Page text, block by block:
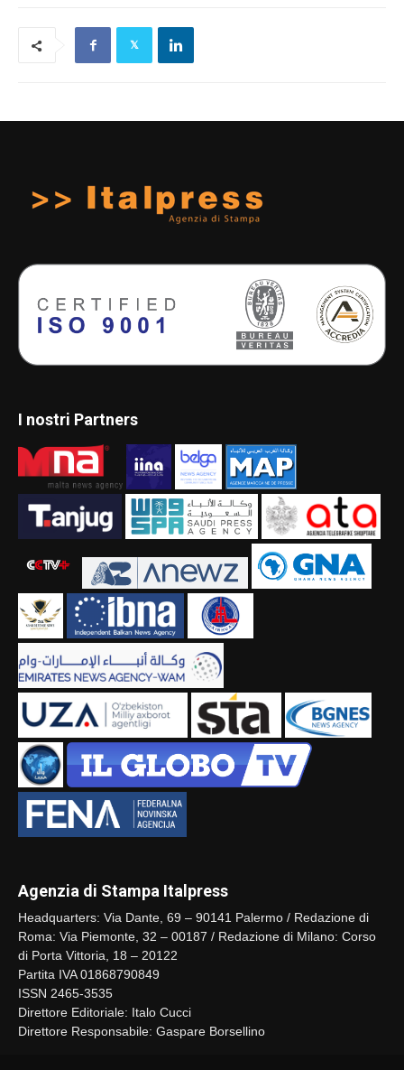
I nostri Partners
Agenzia di Stampa Italpress
Headquarters: Via Dante, 69 – 90141 Palermo / Redazione di
Roma: Via Piemonte, 32 – 00187 / Redazione di Milano: Corso
di Porta Vittoria, 18 – 20122
Partita IVA 01868790849
ISSN 2465-3535
Direttore Editoriale: Italo Cucci
Direttore Responsabile: Gaspare Borsellino